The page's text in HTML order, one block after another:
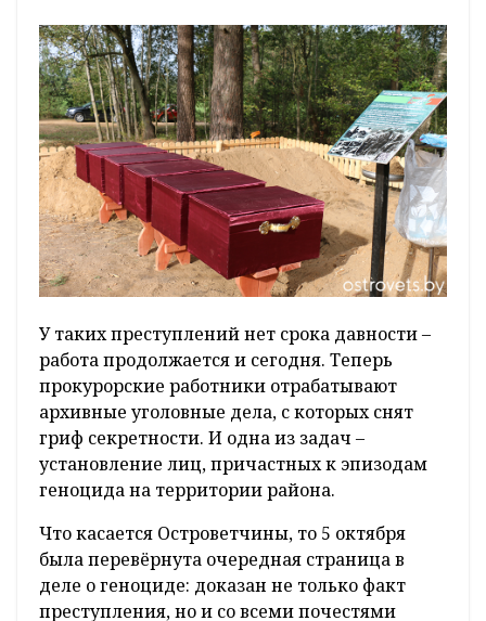
У таких преступлений нет срока давности –
работа продолжается и сегодня. Теперь
прокурорские работники отрабатывают
архивные уголовные дела, с которых снят
гриф секретности. И одна из задач –
установление лиц, причастных к эпизодам
геноцида на территории района.
Что касается Островетчины, то 5 октября
была перевёрнута очередная страница в
деле о геноциде: доказан не только факт
преступления, но и со всеми почестями